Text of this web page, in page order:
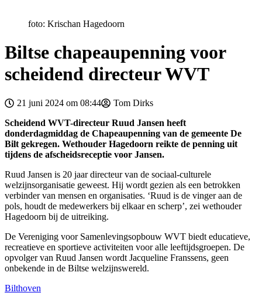
foto: Krischan Hagedoorn
Biltse chapeaupenning voor
scheidend directeur WVT
21 juni 2024 om 08:44
Tom Dirks
Scheidend WVT-directeur Ruud Jansen heeft
donderdagmiddag de Chapeaupenning van de gemeente De
Bilt gekregen. Wethouder Hagedoorn reikte de penning uit
tijdens de afscheidsreceptie voor Jansen.
Ruud Jansen is 20 jaar directeur van de sociaal-culturele
welzijnsorganisatie geweest. Hij wordt gezien als een betrokken
verbinder van mensen en organisaties. ‘Ruud is de vinger aan de
pols, houdt de medewerkers bij elkaar en scherp’, zei wethouder
Hagedoorn bij de uitreiking.
De Vereniging voor Samenlevingsopbouw WVT biedt educatieve,
recreatieve en sportieve activiteiten voor alle leeftijdsgroepen. De
opvolger van Ruud Jansen wordt Jacqueline Franssens, geen
onbekende in de Biltse welzijnswereld.
Bilthoven